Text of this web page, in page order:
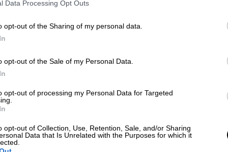
Data Processing Opt Outs
opt-out of the Sharing of my personal data.
opt-out of the Sale of my Personal Data.
opt-out of processing my Personal Data for Targeted
opt-out of Collection, Use, Retention, Sale, and/or Sharing
Data that Is Unrelated with the Purposes for which it